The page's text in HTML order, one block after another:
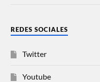
REDES SOCIALES
Twitter
Youtube